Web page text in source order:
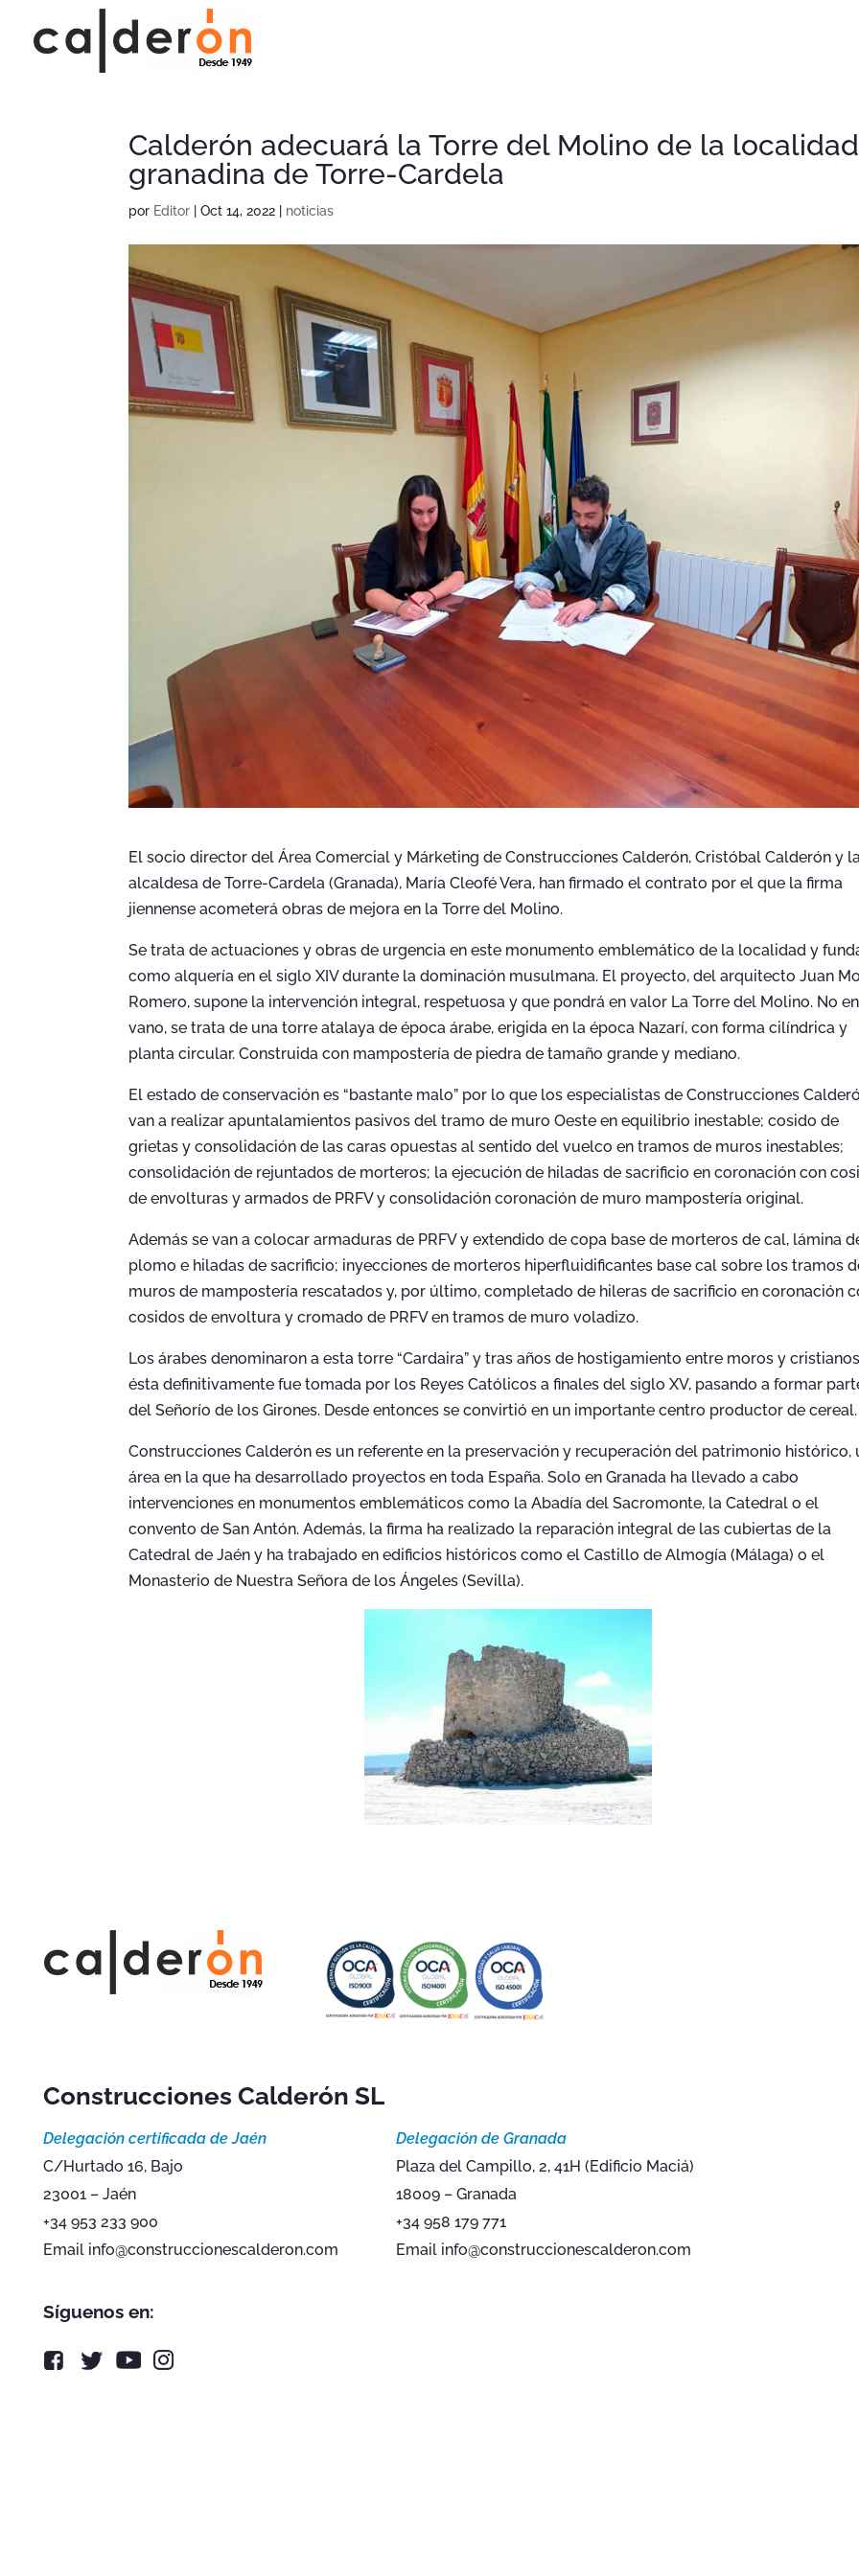
Calderón adecuará la Torre del Molino de la localidad
granadina de Torre-Cardela
por Editor |Oct 14, 2022 noticias
El socio director del Área Comercial y Márketing de Construcciones Calderón, Cristóbal Calderón y
alcaldesa de Torre-Cardela (Granada), María Cleofé Vera, han firmado el contrato por el que la firma
jiennense acometerá obras de mejora en la Torre del Molino.
Se trata de actuaciones y obras de urgencia en este monumento emblemático de la localidad y
como alquería en el siglo XIV durante la dominación musulmana. El proyecto, del arquitecto Juan
Romero, supone la intervención integral, respetuosa y que pondrá en valor La Torre del Molino. No en
vano, se trata de una torre atalaya de época árabe, erigida en la época Nazarí, con forma cilíndrica y
planta circular. Construida con mampostería de piedra de tamaño grande y mediano.
El estado de conservación es “bastante malo” por lo que los especialistas de Construcciones
van a realizar apuntalamientos pasivos del tramo de muro Oeste en equilibrio inestable; cosido de
grietas y consolidación de las caras opuestas al sentido del vuelco en tramos de muros inestables;
consolidación de rejuntados de morteros; la ejecución de hiladas de sacrificio en coronación con
de envolturas y armados de PRFV y consolidación coronación de muro mampostería original.
Además se van a colocar armaduras de PRFV y extendido de copa base de morteros de cal, lámina
plomo e hiladas de sacrificio; inyecciones de morteros hiperfluidificantes base cal sobre los tramos
muros de mampostería rescatados y, por último, completado de hileras de sacrificio en coronación
cosidos de envoltura y cromado de PRFV en tramos de muro voladizo.
Los árabes denominaron a esta torre “Cardaira” y tras años de hostigamiento entre moros y
ésta definitivamente fue tomada por los Reyes Católicos a finales del siglo XV, pasando a formar
del Señorío de los Girones. Desde entonces se convirtió en un importante centro productor de cereal.
Construcciones Calderón es un referente en la preservación y recuperación del patrimonio histórico,
área en la que ha desarrollado proyectos en toda España. Solo en Granada ha llevado a cabo
intervenciones en monumentos emblemáticos como la Abadía del Sacromonte, la Catedral o el
convento de San Antón. Además, la firma ha realizado la reparación integral de las cubiertas de la
Catedral de Jaén y ha trabajado en edificios históricos como el Castillo de Almogía (Málaga) o el
Monasterio de Nuestra Señora de los Ángeles (Sevilla).
Construcciones Calderón SL
Delegación certificada de Jaén
C/Hurtado 16, Bajo
23001 – Jaén
+34 953 233 900
Email info@construccionescalderon.com
Delegación de Granada
Plaza del Campillo, 2, 41H (Edificio Maciá)
18009 – Granada
+34 958 179 771
Email info@construccionescalderon.com
Síguenos en: